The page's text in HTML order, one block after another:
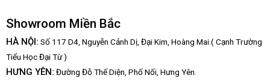
Showroom Miền Bắc
HÀ NỘI: Số 117 D4, Nguyễn Cảnh Dị, Đại Kim, Hoàng Mai.( Cạnh Trường
Tiểu Học Đại Từ )
HƯNG YÊN: Đường Đỗ Thế Diện, Phố Nối, Hưng Yên.